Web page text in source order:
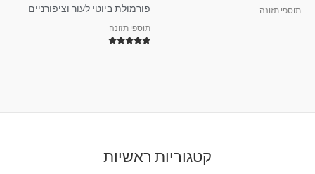
תוספי תזונה
פורמולת ביוטי לעור וציפורניים
תוספי תזונה
קטגוריות ראשיות